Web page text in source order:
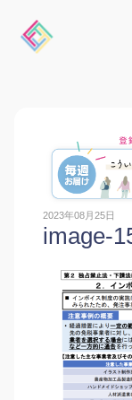
2023年08月25日
image-